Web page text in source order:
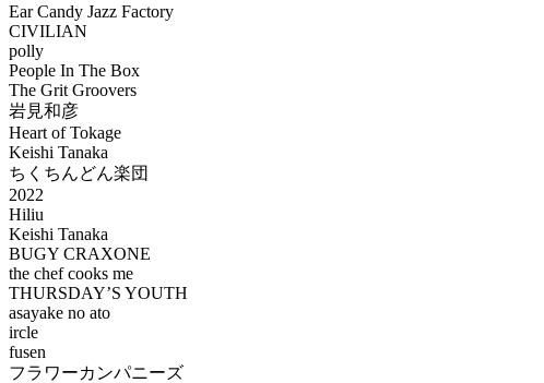
Ear Candy Jazz Factory
CIVILIAN
polly
People In The Box
The Grit Groovers
岩見和彦
Heart of Tokage
Keishi Tanaka
ちくちんどん楽団
2022
Hiliu
Keishi Tanaka
BUGY CRAXONE
the chef cooks me
THURSDAY’S YOUTH
asayake no ato
ircle
fusen
フラワーカンパニーズ